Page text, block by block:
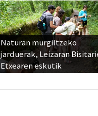
Naturan murgiltzeko
jarduerak, Leizaran
Etxearen eskutik